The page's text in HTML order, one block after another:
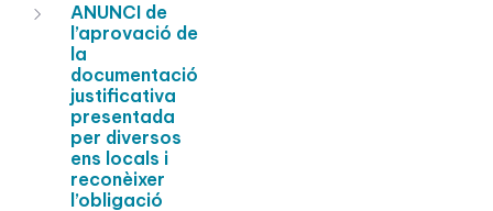
ANUNCI de
l’aprovació de
la
documentació
justificativa
presentada
per diversos
ens locals i
reconèixer
l’obligació